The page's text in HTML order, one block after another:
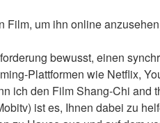
Film, um ihn online
bewusst, einen
Plattformen wie Netflix,
ich den Film Shang-Chi and
ist es, Ihnen dabei zu